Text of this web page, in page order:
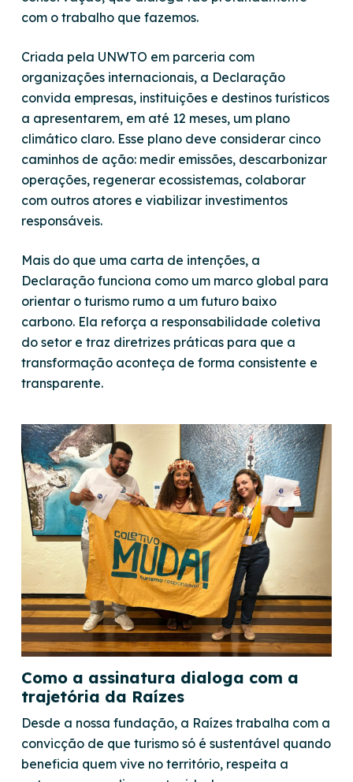
com o trabalho que fazemos.
Criada pela UNWTO em parceria com
organizações internacionais, a Declaração
convida empresas, instituições e destinos turísticos
a apresentarem, em até 12 meses, um plano
climático claro. Esse plano deve considerar cinco
caminhos de ação: medir emissões, descarbonizar
operações, regenerar ecossistemas, colaborar
com outros atores e viabilizar investimentos
responsáveis.
Mais do que uma carta de intenções, a
Declaração funciona como um marco global para
orientar o turismo rumo a um futuro baixo
carbono. Ela reforça a responsabilidade coletiva
do setor e traz diretrizes práticas para que a
transformação aconteça de forma consistente e
transparente.
Como a assinatura dialoga com a
trajetória da Raízes
Desde a nossa fundação, a Raízes trabalha com a
convicção de que turismo só é sustentável quando
beneficia quem vive no território, respeita a